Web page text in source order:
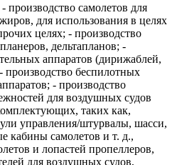
производство самолетов для
для использования в целях
целях; - производство
дельтапланов; -
аппаратов (дирижаблей,
производство беспилотных
- производство
для воздушных судов
таких как,
управления/штурвалы, шасси,
кабины самолетов и т. д.,
и лопастей пропеллеров,
для воздушных судов,